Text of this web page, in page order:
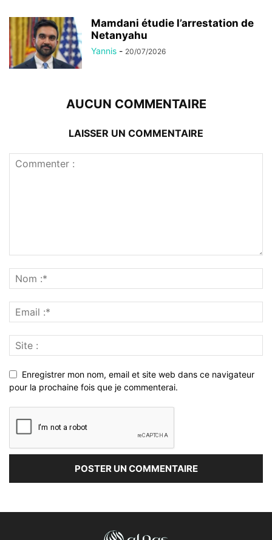
Mamdani étudie l’arrestation de
Netanyahu
Yannis - 20/07/2026
AUCUN COMMENTAIRE
LAISSER UN COMMENTAIRE
Enregistrer mon nom, email et site web dans ce navigateur
pour la prochaine fois que je commenterai.